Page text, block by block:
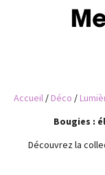
Accueil /Déco /
Bougies :
Découvrez la